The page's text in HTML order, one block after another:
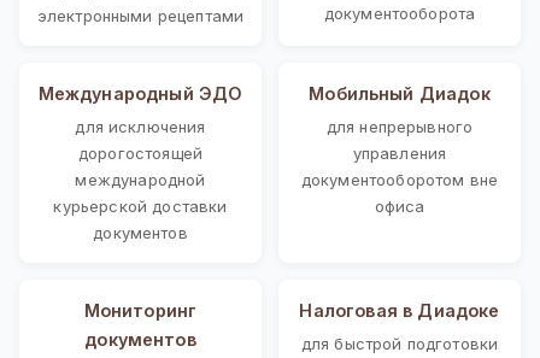
электронными рецептами
документооборота
Международный ЭДО
для исключения
дорогостоящей
международной
курьерской доставки
документов
Мобильный Диадок
для непрерывного
управления
документооборотом вне
офиса
Мониторинг
документов
Налоговая в Диадоке
для быстрой подготовки